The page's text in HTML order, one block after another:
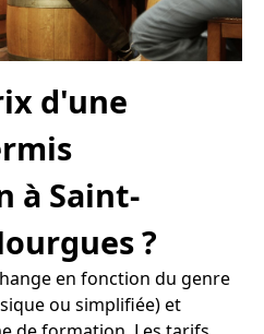
d'une
à Saint-
?
en fonction du genre
ou simplifiée) et